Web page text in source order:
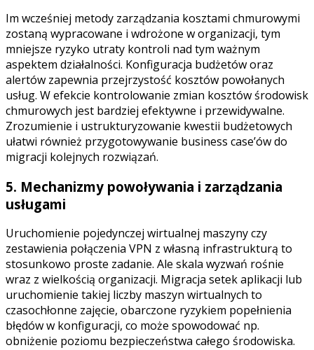
Im wcześniej metody zarządzania kosztami chmurowymi
zostaną wypracowane i wdrożone w organizacji, tym
mniejsze ryzyko utraty kontroli nad tym ważnym
aspektem działalności. Konfiguracja budżetów oraz
alertów zapewnia przejrzystość kosztów powołanych
usług. W efekcie kontrolowanie zmian kosztów środowisk
chmurowych jest bardziej efektywne i przewidywalne.
Zrozumienie i ustrukturyzowanie kwestii budżetowych
ułatwi również przygotowywanie business case’ów do
migracji kolejnych rozwiązań.
5. Mechanizmy powoływania i zarządzania
usługami
Uruchomienie pojedynczej wirtualnej maszyny czy
zestawienia połączenia VPN z własną infrastrukturą to
stosunkowo proste zadanie. Ale skala wyzwań rośnie
wraz z wielkością organizacji. Migracja setek aplikacji lub
uruchomienie takiej liczby maszyn wirtualnych to
czasochłonne zajęcie, obarczone ryzykiem popełnienia
błędów w konfiguracji, co może spowodować np.
obniżenie poziomu bezpieczeństwa całego środowiska.